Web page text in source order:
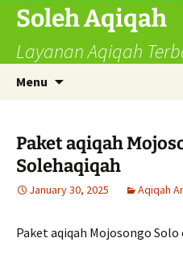
Skip
content
Soleh Aqiqah
Layanan Aqiqah
Menu
Paket aqiqah
Solehaqiqah
January 30, 2025 Aqiqah
Paket aqiqah Mojosongo